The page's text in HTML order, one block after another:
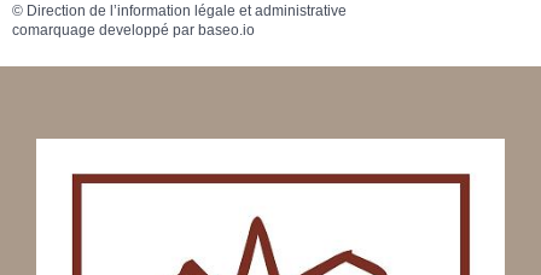
© Direction de l’information légale et administrative
comarquage developpé par baseo.io